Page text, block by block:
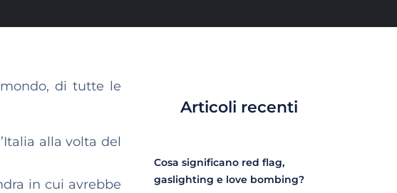
di tutte le
alla volta del
in cui avrebbe
Articoli recenti
Cosa significano red flag,
gaslighting e love bombing?